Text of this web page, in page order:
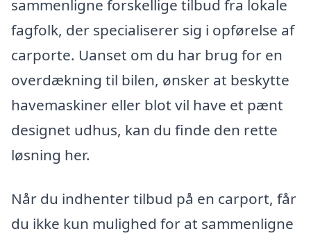
sammenligne forskellige tilbud fra lokale
fagfolk, der specialiserer sig i opførelse af
carporte. Uanset om du har brug for en
overdækning til bilen, ønsker at beskytte
havemaskiner eller blot vil have et pænt
designet udhus, kan du finde den rette
løsning her.
Når du indhenter tilbud på en carport, får
du ikke kun mulighed for at sammenligne